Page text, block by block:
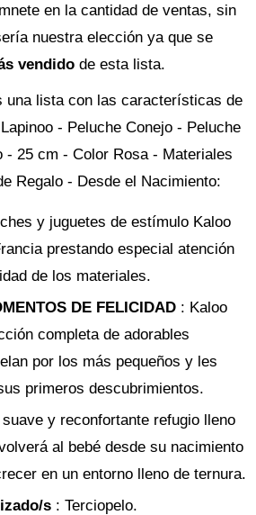
en la cantidad de ventas, sin
nuestra elección ya que se
vendido de esta lista.
una lista con las características de
- Peluche Conejo - Peluche
- 25 cm - Color Rosa - Materiales
Regalo - Desde el Nacimiento:
y juguetes de estímulo Kaloo
prestando especial atención
de los materiales.
DE FELICIDAD : Kaloo
completa de adorables
por los más pequeños y les
primeros descubrimientos.
y reconfortante refugio lleno
al bebé desde su nacimiento
en un entorno lleno de ternura.
s : Terciopelo.